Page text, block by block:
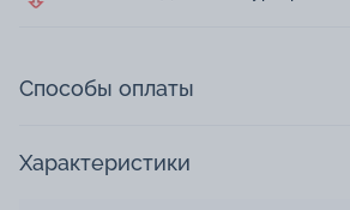
Способы оплаты
Характеристики